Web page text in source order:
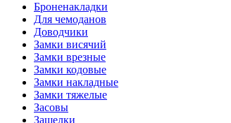
Броненакладки
Для чемоданов
Доводчики
Замки висячий
Замки врезные
Замки кодовые
Замки накладные
Замки тяжелые
Засовы
Защелки